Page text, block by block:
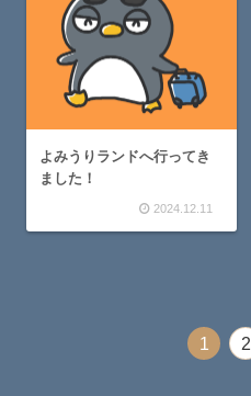
よみうりランドへ行ってき
ました！
2024.12.11
1 2